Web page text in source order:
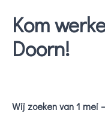
Kom
Doorn!
Wij zoeken van 1 mei